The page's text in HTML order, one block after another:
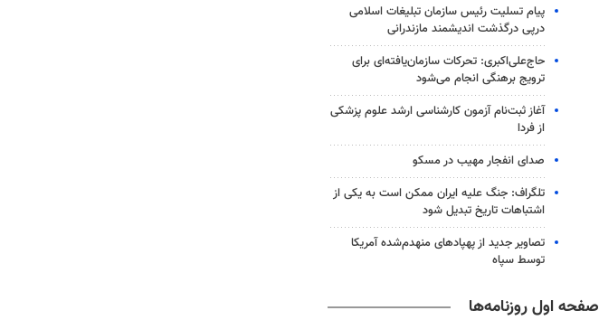
پیام تسلیت رئیس سازمان تبلیغات اسلامی
درپی درگذشت اندیشمند مازندرانی
حاج‌علی‌اکبری: تحرکات سازمان‌یافته‌ای برای
ترویج برهنگی انجام می‌شود
آغاز ثبت‌نام‌ آزمون کارشناسی ارشد علوم پزشکی
از فردا
صدای انفجار مهیب در مسکو
تلگراف: جنگ علیه ایران ممکن است به یکی از
اشتباهات تاریخ تبدیل شود
تصاویر جدید از پهپادهای منهدم‌شده آمریکا
توسط سپاه
صفحه اول روزنامه‌ها